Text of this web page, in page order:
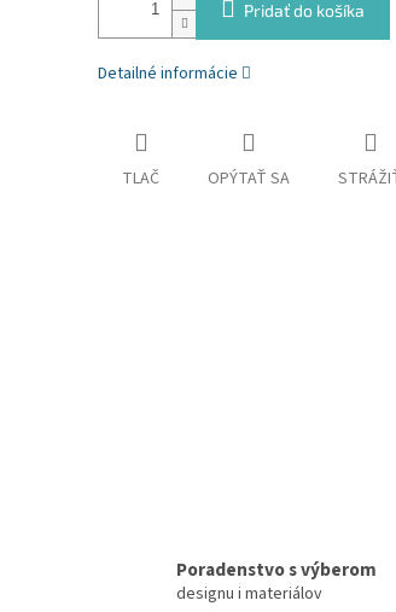
Pridať do košíka
Detailné informácie
TLAČ OPÝTAŤ SA
Poradenstvo s výberom
designu i materiálov